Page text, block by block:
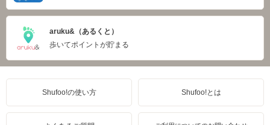
aruku&（あるくと）
歩いてポイントが貯まる
Shufoo!の使い方 Shufoo!とは